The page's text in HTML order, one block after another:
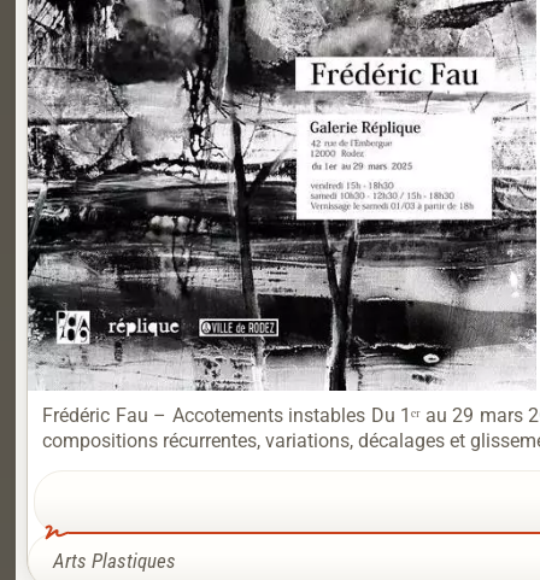
Frédéric Fau – Accotements instables Du 1ᵉʳ au 29
compositions récurrentes, variations, décalages et
Arts Plastiques